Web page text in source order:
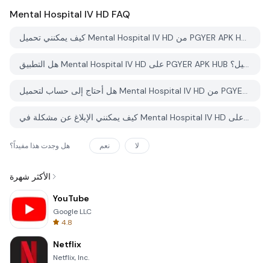
Mental Hospital IV HD FAQ
كيف يمكنني تحميل Mental Hospital IV HD من PGYER APK HUB؟
هل التطبيق Mental Hospital IV HD على PGYER APK HUB مجاني للتحميل؟
هل أحتاج إلى حساب لتحميل Mental Hospital IV HD من PGYER APK HUB؟
كيف يمكنني الإبلاغ عن مشكلة في Mental Hospital IV HD على PGYER APK HUB؟
هل وجدت هذا مفيداً؟ نعم لا
الأكثر شهرة
YouTube
Google LLC
4.8
Netflix
Netflix, Inc.